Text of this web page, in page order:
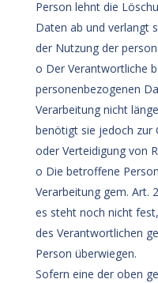
Person lehnt die
Daten ab und verlangt
der Nutzung der
o Der Verantwortliche
personenbezogenen
Verarbeitung nicht
benötigt sie jedoch zur
oder Verteidigung von
o Die betroffene
Verarbeitung gem. Art.
es steht noch nicht
des Verantwortlichen
Person überwiegen.
Sofern eine der oben